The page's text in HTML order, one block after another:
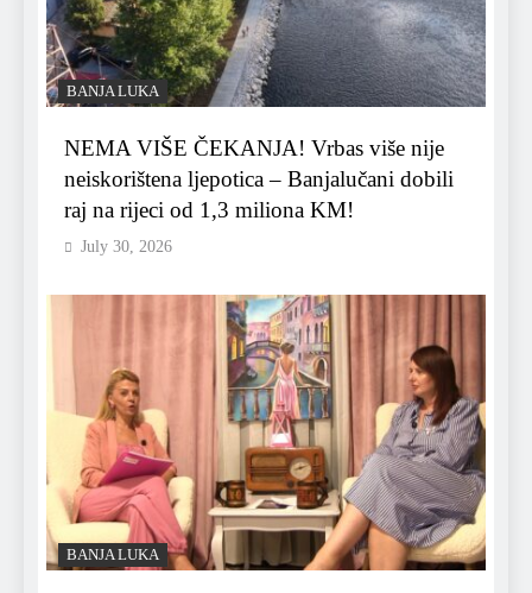
BANJA LUKA
NEMA VIŠE ČEKANJA! Vrbas više nije
neiskorištena ljepotica – Banjalučani dobili
raj na rijeci od 1,3 miliona KM!
July 30, 2026
BANJA LUKA